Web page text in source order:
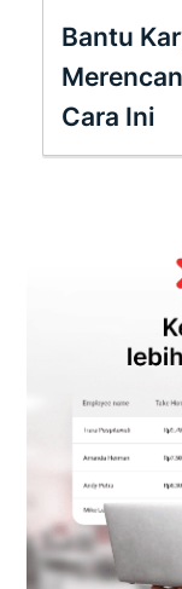
Bantu
Cara Ini